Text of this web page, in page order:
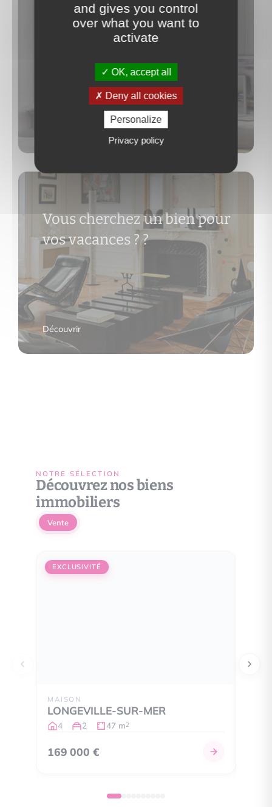
Vous souhaitez faire estimer
votre bien ?
Vous cherchez un bien pour
vos vacances ? ?
Découvrir
NOTRE SÉLECTION
Découvrez nos biens
immobiliers
Vente
EXCLUSIVITÉ
MAISON
LONGEVILLE-SUR-MER
4 2 47 m2
169 000 €
and gives you control
over what you want to
activate
OK, accept all
Deny all cookies
Personalize
Privacy policy